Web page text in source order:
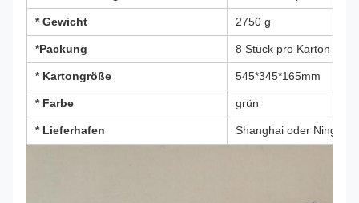
* Gewicht 2750 g
*Packung 8 Stück pro Karton
* Kartongröße 545*345*165mm
* Farbe grün
* Lieferhafen Shanghai oder Ningbo